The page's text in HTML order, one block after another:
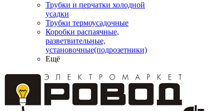
Трубки и перчатки холодной
усадки
Трубки термоусадочные
Коробки распаячные,
разветвительные,
установочные(подрозетники)
Ещё